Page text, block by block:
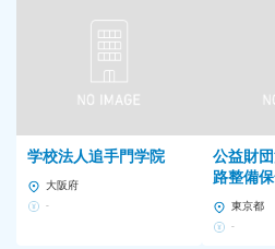
学校法人追手門学院
大阪府
-
公益財
路整備
東京都
-